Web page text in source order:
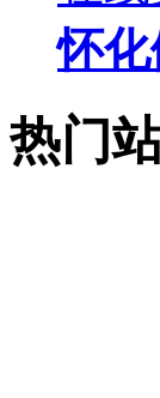
怀
热门